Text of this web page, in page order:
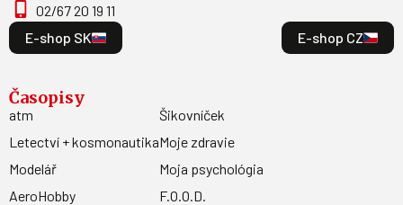
02/67 20 19 11
E-shop SK
E-shop CZ
Časopisy
atm
Letectví + kosmonautika
Modelář
AeroHobby
Šikovníček
Moje zdravie
Moja psychológia
F.O.O.D.